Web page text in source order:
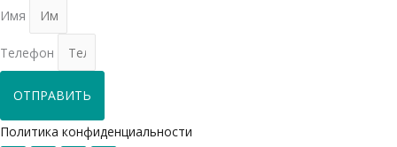
Имя
Телефон
ОТПРАВИТЬ
Политика конфиденциальности